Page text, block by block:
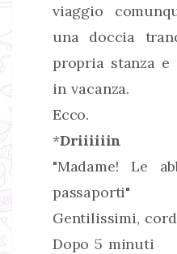
viaggio
una doccia
propria stanza e
in vacanza.
Ecco.
*Driiiiiin
"Madame! Le
passaporti"
Gentilissimi,
Dopo 5 minuti